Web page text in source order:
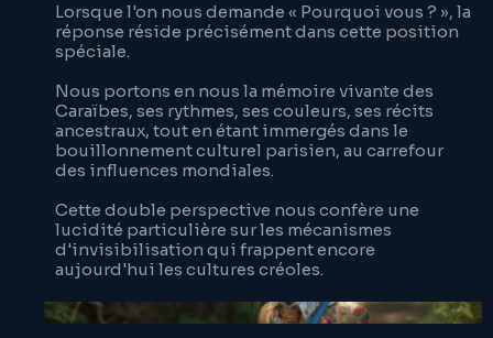
Lorsque l'on nous demande « Pourquoi vous ? », la
réponse réside précisément dans cette position
spéciale.
Nous portons en nous la mémoire vivante des
Caraïbes, ses rythmes, ses couleurs, ses récits
ancestraux, tout en étant immergés dans le
bouillonnement culturel parisien, au carrefour
des influences mondiales.
Cette double perspective nous confère une
lucidité particulière sur les mécanismes
d'invisibilisation qui frappent encore
aujourd'hui les cultures créoles.